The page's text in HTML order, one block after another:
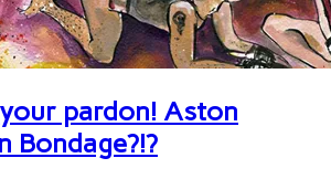
pardon! Aston
Bondage?!?